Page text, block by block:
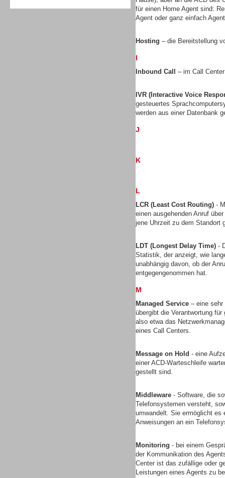
für einen Home Agent sind:
Agent oder ganz einfach
Hosting – die Bereitstellung
I
Inbound Call – im Call
IVR (Interactive Voice
gesteuertes
werden aus einer Datenbank
J
K
L
LCR (Least Cost Routing) -
einen ausgehenden Anruf
jene Uhrzeit zu dem Standort
LDT (Longest Delay Time) -
Statistik, der anzeigt, wie
unabhängig davon, ob der
entgegengenommen hat.
M
Managed Service – eine sehr
übergibt die Verantwortung
also etwa das
eines Call Centers.
Message on Hold - eine
einer ACD-Warteschleife
gestellt sind.
Middleware - Software, die
Telefonsystemen versteht,
umwandelt. Sie ermöglicht es
Anweisungen an ein
Monitoring - bei einem
der Kommunikation des
Center ist das zufällige oder
Leistungen eines Agents zu